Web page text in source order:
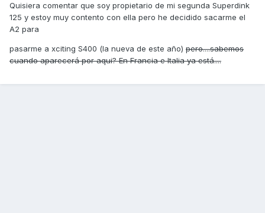
Quisiera comentar que soy propietario de mi segunda Superdink
125 y estoy muy contento con ella pero he decidido sacarme el
A2 para
pasarme a xciting S400 (la nueva de este año) pero....sabemos
cuando aparecerá por aqui? En Francia e Italia ya está....